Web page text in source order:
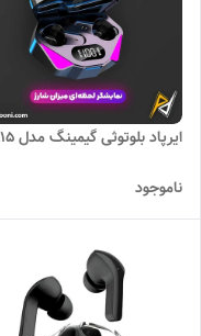
ایرپاد بلوتوثی گیمینگ مدل X15
ناموجود